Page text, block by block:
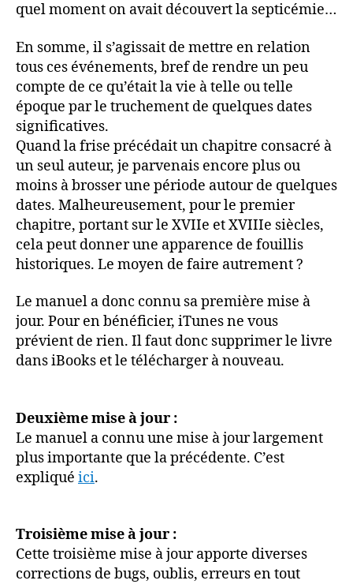
quel moment on avait découvert la septicémie…
En somme, il s’agissait de mettre en relation
tous ces événements, bref de rendre un peu
compte de ce qu’était la vie à telle ou telle
époque par le truchement de quelques dates
significatives.
Quand la frise précédait un chapitre consacré à
un seul auteur, je parvenais encore plus ou
moins à brosser une période autour de quelques
dates. Malheureusement, pour le premier
chapitre, portant sur le XVIIe et XVIIIe siècles,
cela peut donner une apparence de fouillis
historiques. Le moyen de faire autrement ?
Le manuel a donc connu sa première mise à
jour. Pour en bénéficier, iTunes ne vous
prévient de rien. Il faut donc supprimer le livre
dans iBooks et le télécharger à nouveau.
Deuxième mise à jour :
Le manuel a connu une mise à jour largement
plus importante que la précédente. C’est
expliqué ici.
Troisième mise à jour :
Cette troisième mise à jour apporte diverses
corrections de bugs, oublis, erreurs en tout